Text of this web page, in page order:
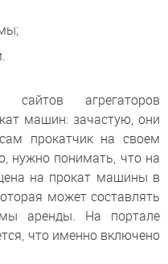
сайтов агрегаторов
машин: зачастую, они
прокатчик на своем
нужно понимать, что на
на прокат машины в
может составлять
аренды. На портале
что именно включено